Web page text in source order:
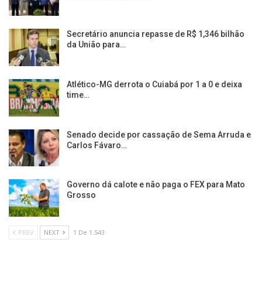
Secretário anuncia repasse de R$ 1,346 bilhão
da União para…
Atlético-MG derrota o Cuiabá por 1 a 0 e deixa
time…
Senado decide por cassação de Sema Arruda e
Carlos Fávaro…
Governo dá calote e não paga o FEX para Mato
Grosso
PREV NEXT 1 De 1.543